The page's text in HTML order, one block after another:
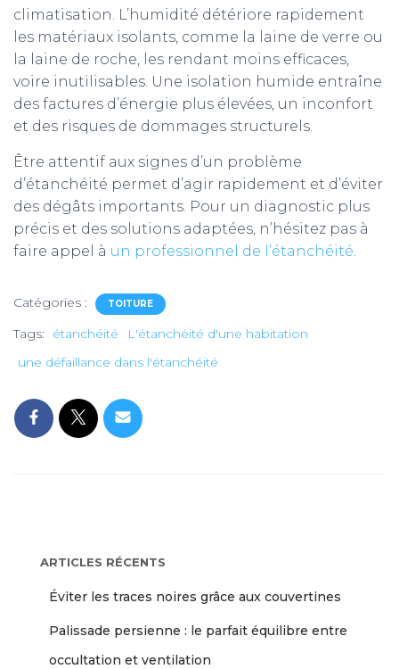
climatisation. L’humidité détériore rapidement
les matériaux isolants, comme la laine de verre ou
la laine de roche, les rendant moins efficaces,
voire inutilisables. Une isolation humide entraîne
des factures d’énergie plus élevées, un inconfort
et des risques de dommages structurels.
Être attentif aux signes d’un problème
d’étanchéité permet d’agir rapidement et d’éviter
des dégâts importants. Pour un diagnostic plus
précis et des solutions adaptées, n’hésitez pas à
faire appel à un professionnel de l’étanchéité.
Catégories : TOITURE
Tags: étanchéité
L'étanchéité d'une habitation
une défaillance dans l'étanchéité
ARTICLES RÉCENTS
Éviter les traces noires grâce aux couvertines
Palissade persienne : le parfait équilibre entre
occultation et ventilation